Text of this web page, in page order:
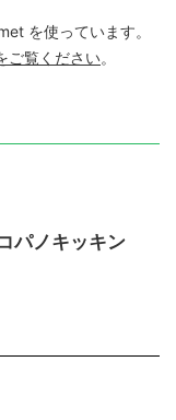
を使っています。
ご覧ください。
パノキッキン